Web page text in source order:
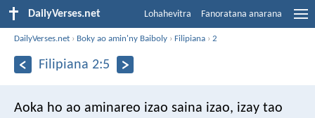
DailyVerses.net Lohahevitra Fanoratana anarana
DailyVerses.net › Boky ao amin'ny Baiboly ›Filipiana ›2
Filipiana 2:5
Aoka ho ao aminareo izao saina izao, izay tao